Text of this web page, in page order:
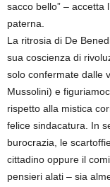
sacco bello” – accetta
paterna.
La ritrosia di De
sua coscienza di
solo confermate dalle
Mussolini) e
rispetto alla mistica
felice sindacatura. In
burocrazia, le
cittadino oppure il
pensieri alati – sia